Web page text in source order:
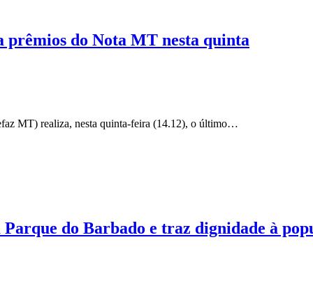
prêmios do Nota MT nesta quinta
MT) realiza, nesta quinta-feira (14.12), o último…
do Barbado e traz dignidade à